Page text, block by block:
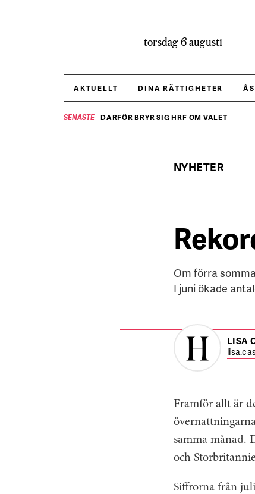
torsdag 6 augusti
AKTUELLT DINA RÄTTIGHETER
SENASTE DÄRFÖR BRYR SIG HRF OM VALET
NYHETER
Om förra
I juni ökade
LISA
Framför allt är
samma månad.
och
Siffrorna från